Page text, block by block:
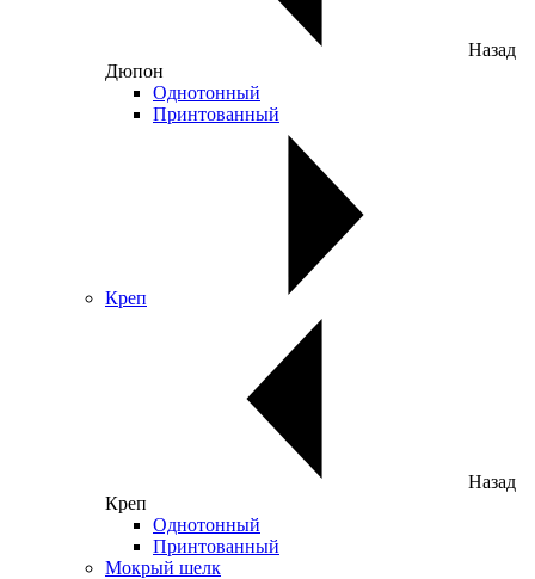
Назад
Дюпон
Однотонный
Принтованный
Креп
Назад
Креп
Однотонный
Принтованный
Мокрый шелк